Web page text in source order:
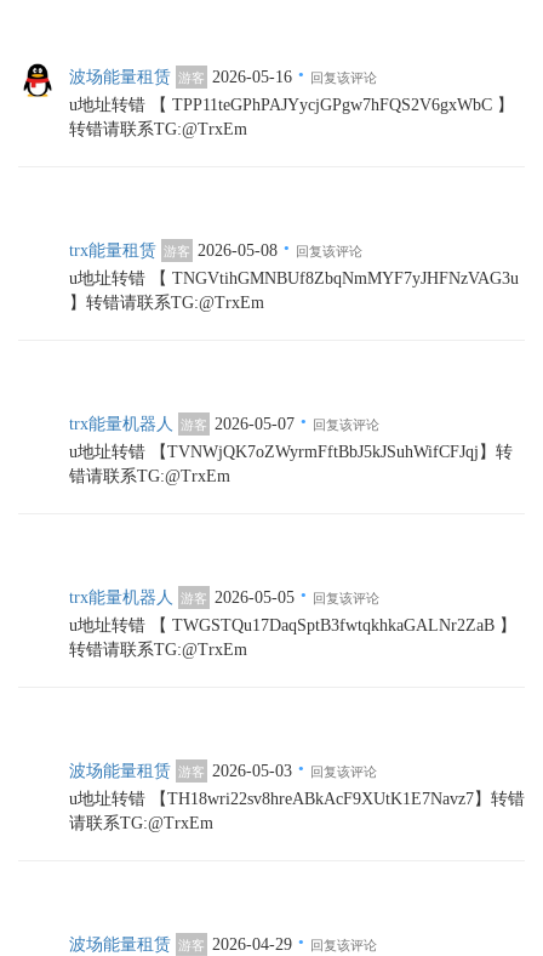
波场能量租赁 游客 2026-05-16 · 回复该评论
u地址转错 【 TPP11teGPhPAJYycjGPgw7hFQS2V6gxWbC 】
转错请联系TG:@TrxEm
trx能量租赁 游客 2026-05-08 · 回复该评论
u地址转错 【 TNGVtihGMNBUf8ZbqNmMYF7yJHFNzVAG3u
】转错请联系TG:@TrxEm
trx能量机器人 游客 2026-05-07 · 回复该评论
u地址转错 【TVNWjQK7oZWyrmFftBbJ5kJSuhWifCFJqj】转
错请联系TG:@TrxEm
trx能量机器人 游客 2026-05-05 · 回复该评论
u地址转错 【 TWGSTQu17DaqSptB3fwtqkhkaGALNr2ZaB 】
转错请联系TG:@TrxEm
波场能量租赁 游客 2026-05-03 · 回复该评论
u地址转错 【TH18wri22sv8hreABkAcF9XUtK1E7Navz7】转错
请联系TG:@TrxEm
波场能量租赁 游客 2026-04-29 · 回复该评论